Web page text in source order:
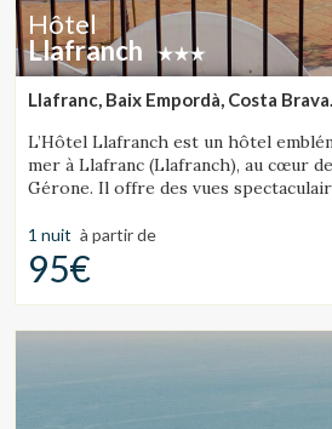
Hôtel
Llafranch
Llafranc, Baix Empordà, Costa Brava
L’Hôtel Llafranch est un hôtel
mer à Llafranc (Llafranch), au cœur
Gérone. Il offre des vues
1 nuit à partir de
95€